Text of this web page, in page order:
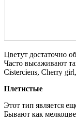
Цветут достаточно
Часто высаживают
Cisterciens, Сherry
Плетистые
Этот тип является
Бывают как